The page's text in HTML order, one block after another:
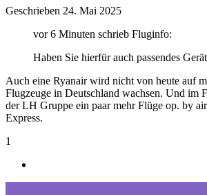
Geschrieben 24. Mai 2025
vor 6 Minuten schrieb Fluginfo:
Haben Sie hierfür auch passendes
Auch eine Ryanair wird nicht von heute auf
Flugzeuge in Deutschland wachsen. Und im
der LH Gruppe ein paar mehr Flüge op. by
Express.
1